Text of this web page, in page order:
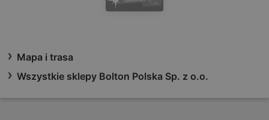
Mapa i trasa
Wszystkie sklepy Bolton Polska Sp. z o.o.